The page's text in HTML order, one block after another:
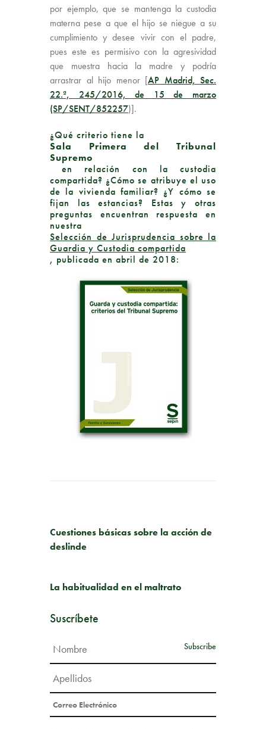
por ejemplo, que se mantenga la custodia
materna pese a que el hijo se niegue a su
cumplimiento y desee vivir con el padre,
pues este es permisivo con la agresividad
que muestra hacia la madre y podría
arrastrar al hijo menor [AP Madrid, Sec.
22.ª, 245/2016, de 15 de marzo
(SP/SENT/852257)].
¿Qué criterio tiene la
Sala Primera del Tribunal
Supremo
en relación con la custodia
compartida? ¿Cómo se atribuye el uso
de la vivienda familiar? ¿Y cómo se
fijan las estancias? Estas y otras
preguntas encuentran respuesta en
nuestra
Selección de Jurisprudencia sobre la
Guardia y Custodia compartida
, publicada en abril de 2018:
Cuestiones básicas sobre la acción de
deslinde
La habitualidad en el maltrato
Suscríbete